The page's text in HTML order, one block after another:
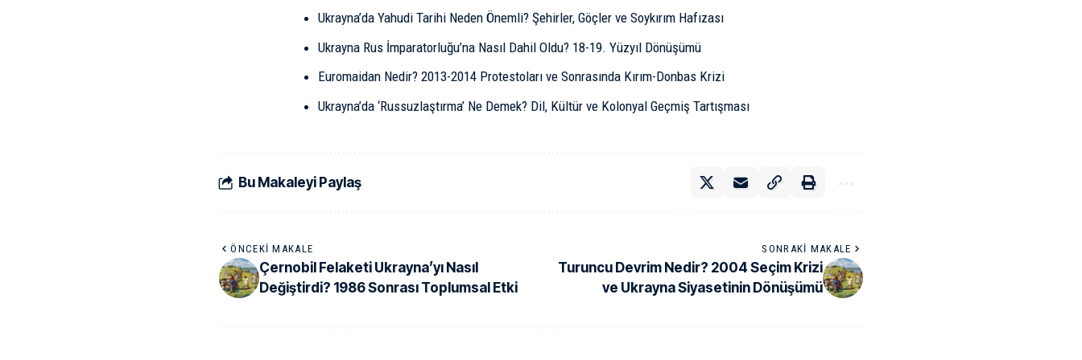
Ukrayna’da Yahudi Tarihi Neden Önemli? Şehirler, Göçler ve Soykırım Hafızası
Ukrayna Rus İmparatorluğu’na Nasıl Dahil Oldu? 18-19. Yüzyıl Dönüşümü
Euromaidan Nedir? 2013-2014 Protestoları ve Sonrasında Kırım-Donbas Krizi
Ukrayna’da ‘Russuzlaştırma’ Ne Demek? Dil, Kültür ve Kolonyal Geçmiş Tartışması
Bu Makaleyi Paylaş
ÖNCEKI MAKALE
Çernobil Felaketi Ukrayna’yı Nasıl
Değiştirdi? 1986 Sonrası Toplumsal Etki
SONRAKI MAKALE
Turuncu Devrim Nedir? 2004 Seçim Krizi
ve Ukrayna Siyasetinin Dönüşümü